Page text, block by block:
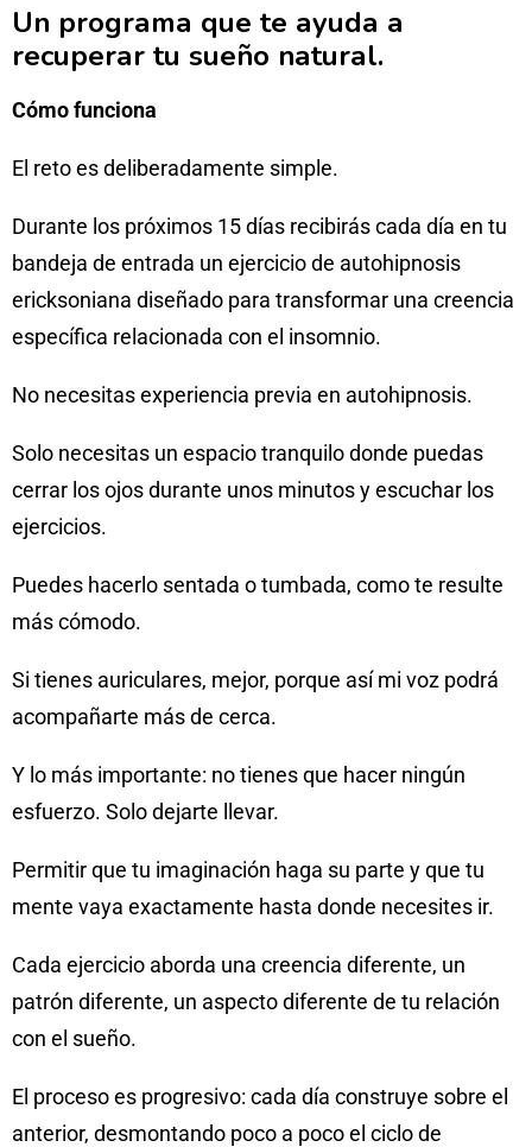
Un programa que te ayuda a
recuperar tu sueño natural.
Cómo funciona
El reto es deliberadamente simple.
Durante los próximos 15 días recibirás cada día en tu
bandeja de entrada un ejercicio de autohipnosis
ericksoniana diseñado para transformar una creencia
específica relacionada con el insomnio.
No necesitas experiencia previa en autohipnosis.
Solo necesitas un espacio tranquilo donde puedas
cerrar los ojos durante unos minutos y escuchar los
ejercicios.
Puedes hacerlo sentada o tumbada, como te resulte
más cómodo.
Si tienes auriculares, mejor, porque así mi voz podrá
acompañarte más de cerca.
Y lo más importante: no tienes que hacer ningún
esfuerzo. Solo dejarte llevar.
Permitir que tu imaginación haga su parte y que tu
mente vaya exactamente hasta donde necesites ir.
Cada ejercicio aborda una creencia diferente, un
patrón diferente, un aspecto diferente de tu relación
con el sueño.
El proceso es progresivo: cada día construye sobre el
anterior, desmontando poco a poco el ciclo de